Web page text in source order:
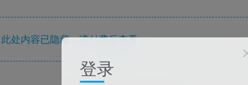
此处内容已隐藏，请付费后查看
登录